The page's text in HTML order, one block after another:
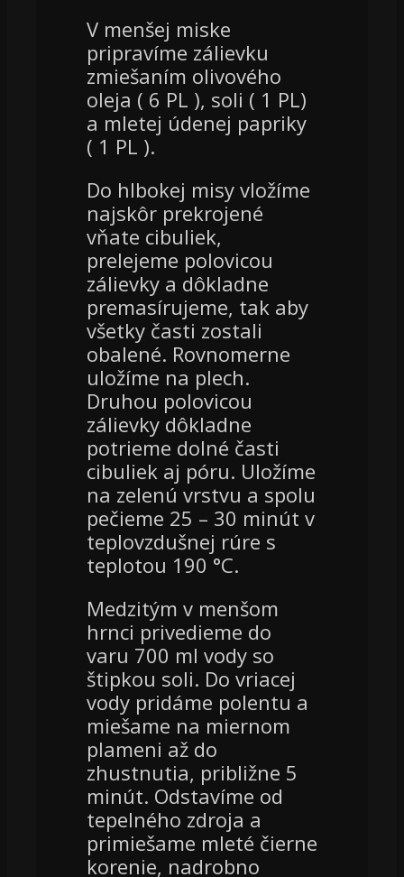
V menšej miske
pripravíme zálievku
zmiešaním olivového
oleja ( 6 PL ), soli ( 1 PL)
a mletej údenej papriky
( 1 PL ).
Do hlbokej misy vložíme
najskôr prekrojené
vňate cibuliek,
prelejeme polovicou
zálievky a dôkladne
premasírujeme, tak aby
všetky časti zostali
obalené. Rovnomerne
uložíme na plech.
Druhou polovicou
zálievky dôkladne
potrieme dolné časti
cibuliek aj póru. Uložíme
na zelenú vrstvu a spolu
pečieme 25 – 30 minút v
teplovzdušnej rúre s
teplotou 190 °C.
Medzitým v menšom
hrnci privedieme do
varu 700 ml vody so
štipkou soli. Do vriacej
vody pridáme polentu a
miešame na miernom
plameni až do
zhustnutia, približne 5
minút. Odstavíme od
tepelného zdroja a
primiešame mleté čierne
korenie, nadrobno